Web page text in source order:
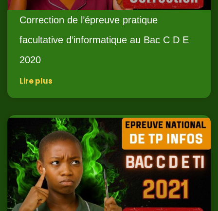
Correction de l’épreuve pratique
facultative d’informatique au Bac C D E
2020
Lire plus